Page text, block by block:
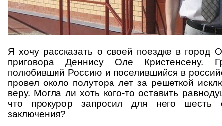
Я хочу рассказать о своей поездке в город
приговора Деннису Оле Кристенсену.
полюбивший Россию и поселившийся в
провел около полутора лет за решеткой
веру. Могла ли хоть кого-то оставить
что прокурор запросил для него шесть
заключения?